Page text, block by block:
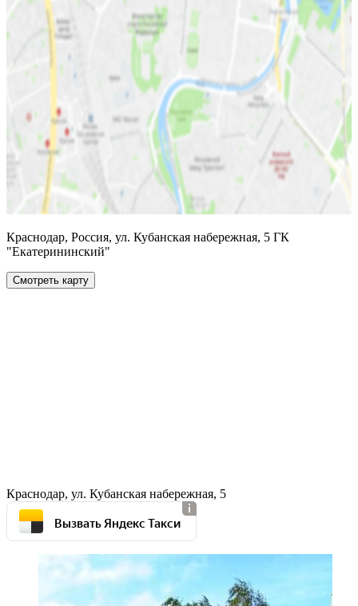
Краснодар, Россия, ул. Кубанская набережная, 5 ГК
"Екатерининский"
Смотреть карту
Краснодар, ул. Кубанская набережная, 5
Вызвать Яндекс Такси